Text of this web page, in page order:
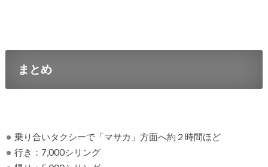
まとめ
乗り合いタクシーで「マサカ」方面へ約２時間ほど
行き：7,000シリング